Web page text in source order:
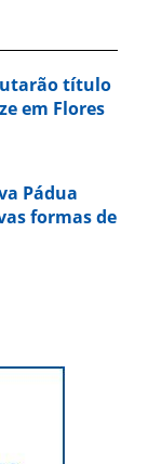
título
em Flores
Pádua
formas de